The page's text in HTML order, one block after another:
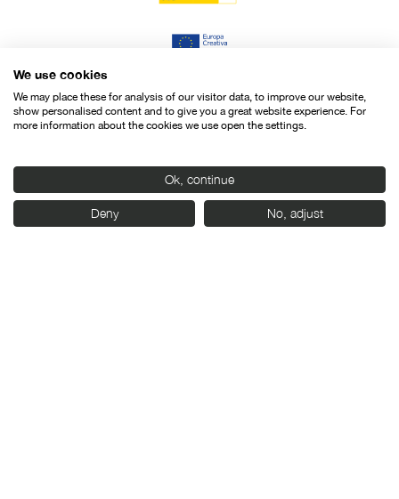
We use cookies
We may place these for analysis of our visitor data, to improve our website,
show personalised content and to give you a great website experience. For
more information about the cookies we use open the settings.
Ok, continue
Deny No, adjust